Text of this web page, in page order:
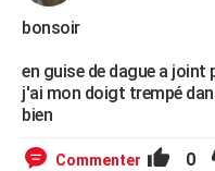
S'inscrire
Se connecter
Lycées
Collèges
Primaires
Universités
Entreprises
Service militaire
Avis de recherche
AVIS DE DÉCÈS
FORUM
Bricolage
Lifestyle
Culture
Sport
Auto
Television
Voyage
Cinema
bonsoir
en guise de dague a
j'ai mon doigt trempé
bien
Commenter 0